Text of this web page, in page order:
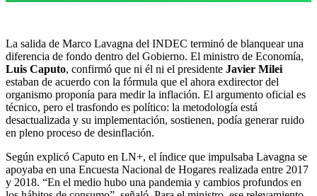
La salida de Marco Lavagna del INDEC terminó de blanquear una
diferencia de fondo dentro del Gobierno. El ministro de Economía,
Luis Caputo, confirmó que ni él ni el presidente Javier Milei
estaban de acuerdo con la fórmula que el ahora exdirector del
organismo proponía para medir la inflación. El argumento oficial es
técnico, pero el trasfondo es político: la metodología está
desactualizada y su implementación, sostienen, podía generar ruido
en pleno proceso de desinflación.
Según explicó Caputo en LN+, el índice que impulsaba Lavagna se
apoyaba en una Encuesta Nacional de Hogares realizada entre 2017
y 2018. “En el medio hubo una pandemia y cambios profundos en